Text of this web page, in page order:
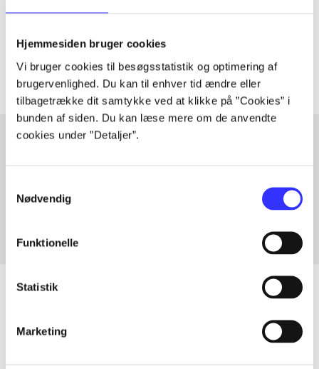
Hjemmesiden bruger cookies
Vi bruger cookies til besøgsstatistik og optimering af
brugervenlighed. Du kan til enhver tid ændre eller
tilbagetrække dit samtykke ved at klikke på ”Cookies” i
bunden af siden. Du kan læse mere om de anvendte
cookies under ”Detaljer”.
Nødvendig
Funktionelle
Statistik
Marketing
Artiklerne i handler ofte om
Fra
Artikler